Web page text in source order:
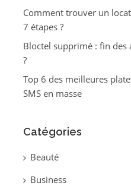
Comment trouver un
7 étapes ?
Bloctel supprimé : fin des
?
Top 6 des meilleures
SMS en masse
Catégories
Beauté
Business